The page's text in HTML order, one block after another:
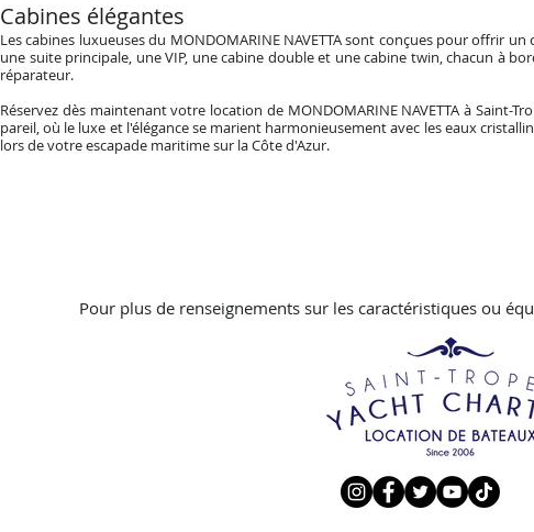
Cabines élégantes
Les cabines luxueuses du MONDOMARINE NAVETTA sont conçues pour offrir
une suite principale, une VIP, une cabine double et une cabine twin, chacun à
réparateur.
Réservez dès maintenant votre location de MONDOMARINE NAVETTA à Saint-
pareil, où le luxe et l'élégance se marient harmonieusement avec les eaux
lors de votre escapade maritime sur la Côte d'Azur.
Pour plus de renseignements sur les caractéristiques ou